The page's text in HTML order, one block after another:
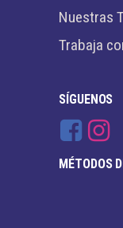
Nuestras
Trabaja
SÍGUENOS
MÉTODOS